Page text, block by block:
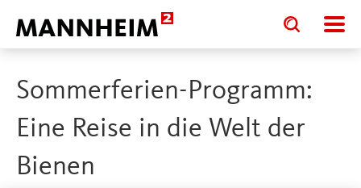
Toggle
search
input
Toggle
search
input
Sommerferien-Programm:
Eine Reise in die Welt der
Bienen